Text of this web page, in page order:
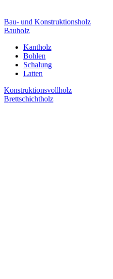
Bau- und Konstruktionsholz
Bauholz
Kantholz
Bohlen
Schalung
Latten
Konstruktionsvollholz
Brettschichtholz